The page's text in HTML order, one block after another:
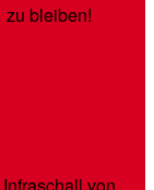
zu bleiben!